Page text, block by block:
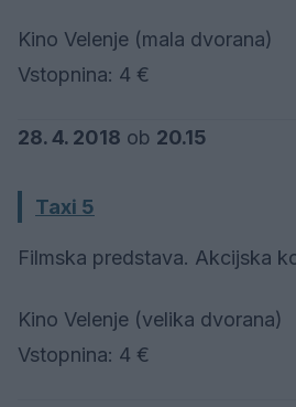
Kino Velenje (mala dvorana)
Vstopnina: 4 €
28. 4. 2018 ob 20.15
Taxi 5
Filmska predstava. Akcijska
Kino Velenje (velika dvorana)
Vstopnina: 4 €